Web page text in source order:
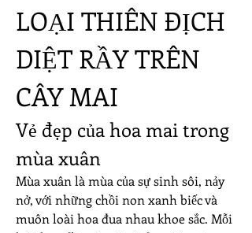
LOẠI THIÊN ĐỊCH
DIỆT RẦY TRÊN
CÂY MAI
Vẻ đẹp của hoa mai trong
mùa xuân
Mùa xuân là mùa của sự sinh sôi, nảy
nở, với những chồi non xanh biếc và
muôn loài hoa đua nhau khoe sắc. Mỗi